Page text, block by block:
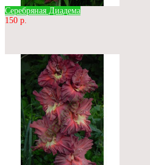
Серебряная Диадема
150 р.